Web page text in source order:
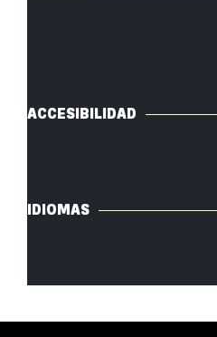
ACCESIBILIDAD
IDIOMAS